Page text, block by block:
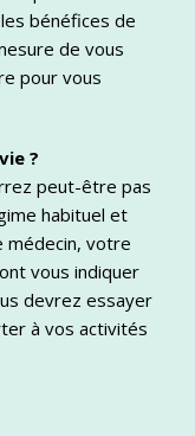
bénéfices de
de vous
pour vous
?
peut-être pas
habituel et
médecin, votre
vous indiquer
devrez essayer
à vos activités